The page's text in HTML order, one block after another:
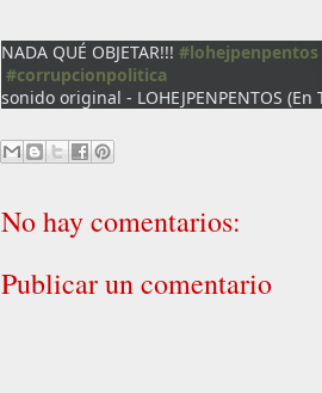
NADA QUÉ OBJETAR!!! #lohejpenpentos
#corrupcionpolitica
sonido original - LOHEJPENPENTOS (En
No hay comentarios:
Publicar un comentario